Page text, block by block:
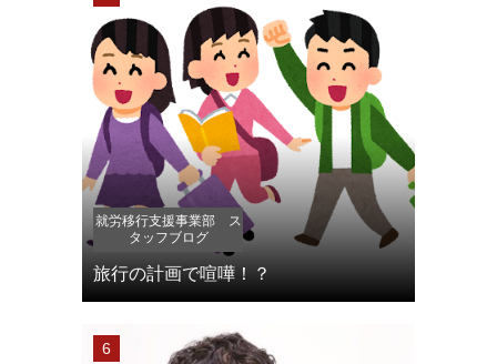
就労移行支援事業部 ス
タッフブログ
旅行の計画で喧嘩！？